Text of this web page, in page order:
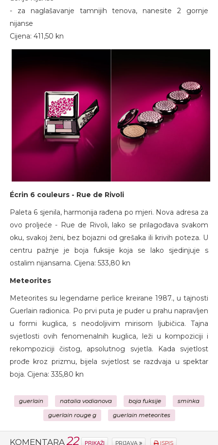
- za naglašavanje tamnijih tenova, nanesite 2 gornje
nijanse
Cijena: 411,50 kn
Écrin 6 couleurs - Rue de Rivoli
Paleta 6 sjenila, harmonija rađena po mjeri. Nova adresa za
ovo proljeće - Rue de Rivoli, lako se prilagođava svakom
oku, svakoj ženi, bez bojazni od grešaka ili krivih poteza. U
centru pažnje je boja fuksije koja se lako sjedinjuje s
ostalim nijansama. Cijena: 533,80 kn
Meteorites
Meteorites su legendarne perlice kreirane 1987., u tajnosti
Guerlain radionica. Po prvi puta je puder u prahu napravljen
u formi kuglica, s neodoljivim mirisom ljubičica. Tajna
svjetlosti ovih fenomenalnih kuglica, leži u kompoziciji i
rekompoziciji čistog, apsolutnog svjetla.
Kada svjetlost
prođe kroz prizmu, bijela svjetlost se razdvaja u spektar
boja. Cijena: 335,80 kn
guerlain natalia vodianova boja fuksije sminka
guerlain rouge g guerlain meteorites
KOMENTARA22 PRIKAŽI PRIJAVA ISPIS